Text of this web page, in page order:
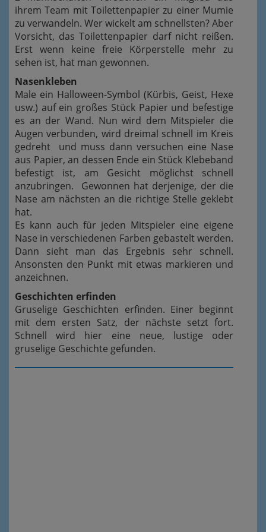
ihrem Team mit Toilettenpapier zu einer Mumie
zu verwandeln. Wer wickelt am schnellsten? Aber
Vorsicht, das Toilettenpapier darf nicht reißen.
Erst wenn keine freie Körperstelle mehr zu
sehen ist, hat man gewonnen.
Nasenkleben
Male ein Halloween-Symbol (Kürbis, Geist, Hexe
usw.) auf ein großes Stück Papier und befestige
es an der Wand. Nun wird dem Mitspieler die
Augen verbunden, wird dreimal schnell im Kreis
gedreht und muss dann versuchen eine Nase
aus Papier, an dessen Ende ein Stück Klebeband
befestigt ist, am Gesicht möglichst schnell
anzubringen. Gewonnen hat derjenige, der die
Nase am nächsten an die richtige Stelle geklebt
hat.
Es kann auch für jeden Mitspieler eine eigene
Nase in verschiedenen Farben gebastelt werden.
Dann sieht man das Ergebnis sehr schnell.
Ansonsten den Punkt mit etwas markieren und
anzeichnen.
Geschichten erfinden
Gruselige Geschichten erfinden. Einer beginnt
mit dem ersten Satz, der nächste setzt fort.
Schnell wird hier eine neue, lustige oder
gruselige Geschichte gefunden.